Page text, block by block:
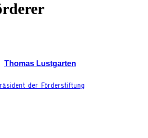
Thomas Lustgarten
der Förderstiftung